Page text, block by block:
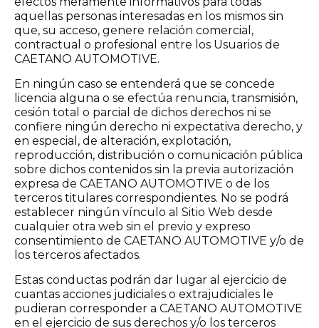
aquellas personas interesadas en los mismos sin
que, su acceso, genere relación comercial,
contractual o profesional entre los Usuarios de
CAETANO AUTOMOTIVE.
En ningún caso se entenderá que se concede
licencia alguna o se efectúa renuncia, transmisión,
cesión total o parcial de dichos derechos ni se
confiere ningún derecho ni expectativa derecho, y
en especial, de alteración, explotación,
reproducción, distribución o comunicación pública
sobre dichos contenidos sin la previa autorización
expresa de CAETANO AUTOMOTIVE o de los
terceros titulares correspondientes. No se podrá
establecer ningún vínculo al Sitio Web desde
cualquier otra web sin el previo y expreso
consentimiento de CAETANO AUTOMOTIVE y/o de
los terceros afectados.
Estas conductas podrán dar lugar al ejercicio de
cuantas acciones judiciales o extrajudiciales le
pudieran corresponder a CAETANO AUTOMOTIVE
en el ejercicio de sus derechos y/o los terceros